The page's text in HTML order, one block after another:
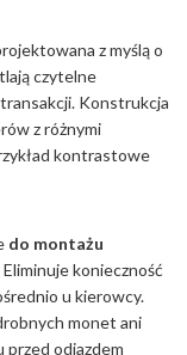
z myślą o
czytelne
Konstrukcja
z różnymi
kontrastowe
do montażu
konieczność
u kierowcy.
monet ani
przed odjazdem